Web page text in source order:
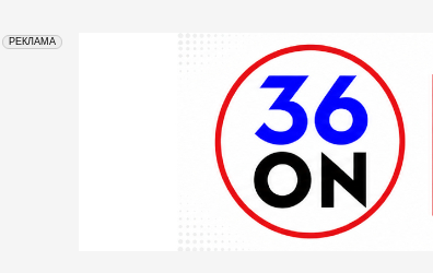
РЕКЛАМА